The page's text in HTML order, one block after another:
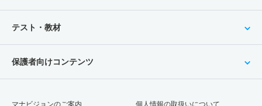
テスト・教材
保護者向けコンテンツ
マナビジョンのご案内 個人情報の取扱いについて